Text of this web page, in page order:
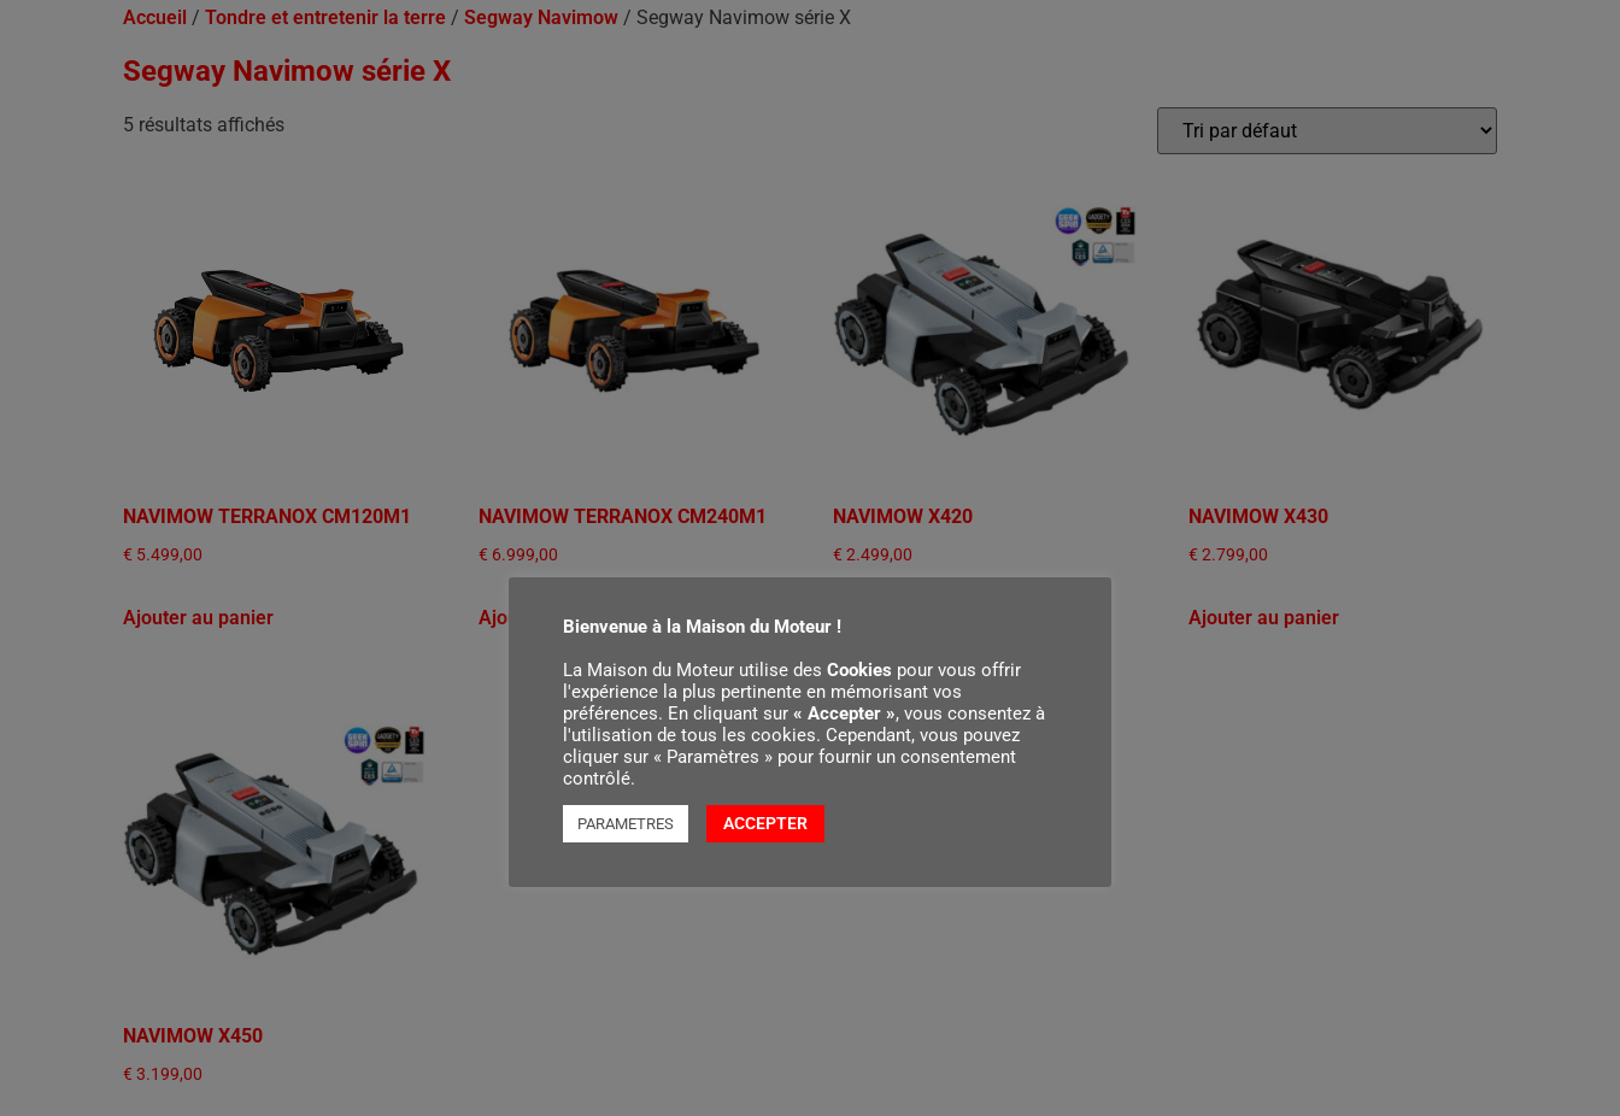
Accueil / Tondre et entretenir la terre / Segway Navimow / Segway Navimow série X
Segway Navimow série X
5 résultats affichés
NAVIMOW TERRANOX CM120M1
€ 5.499,00
Ajouter au panier
NAVIMOW TERRANOX CM240M1
€ 6.999,00
Ajouter au panier
NAVIMOW X420
€ 2.499,00
Ajouter au panier
NAVIMOW X430
€ 2.799,00
Ajouter au panier
NAVIMOW X450
€ 3.199,00
Bienvenue à la Maison du Moteur !
La Maison du Moteur utilise des Cookies pour vous offrir
l'expérience la plus pertinente en mémorisant vos
préférences. En cliquant sur « Accepter », vous consentez à
l'utilisation de tous les cookies. Cependant, vous pouvez
cliquer sur « Paramètres » pour fournir un consentement
contrôlé.
PARAMETRES ACCEPTER